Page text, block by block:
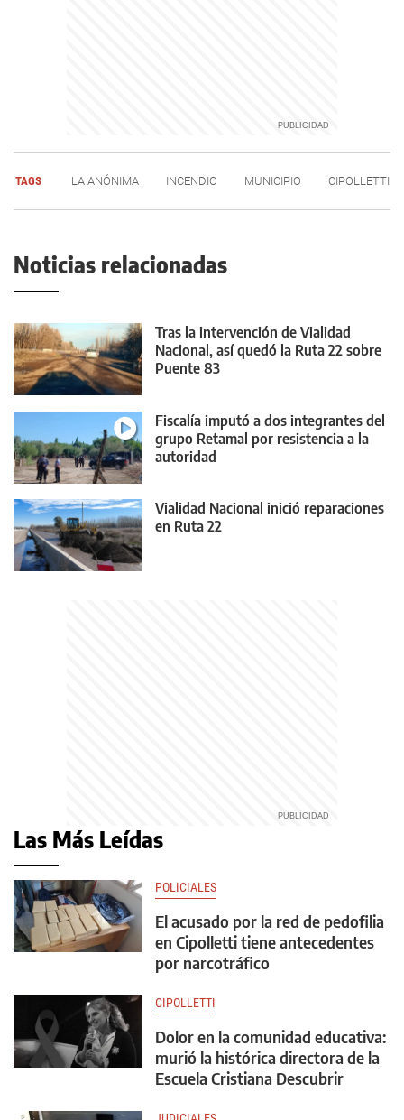
TAGS LA ANÓNIMA INCENDIO MUNICIPIO CIPOLLETTI
Noticias relacionadas
Tras la intervención de Vialidad
Nacional, así quedó la Ruta 22 sobre
Puente 83
Fiscalía imputó a dos integrantes del
grupo Retamal por resistencia a la
autoridad
Vialidad Nacional inició reparaciones
en Ruta 22
Las Más Leídas
POLICIALES
El acusado por la red de pedofilia
en Cipolletti tiene antecedentes
por narcotráfico
CIPOLLETTI
Dolor en la comunidad educativa:
murió la histórica directora de la
Escuela Cristiana Descubrir